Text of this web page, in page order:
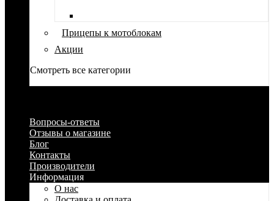
Прицепы к мотоблокам
Акции
Смотреть все категории
Вопросы-ответы
Отзывы о магазине
Блог
Контакты
Производители
Информация
О нас